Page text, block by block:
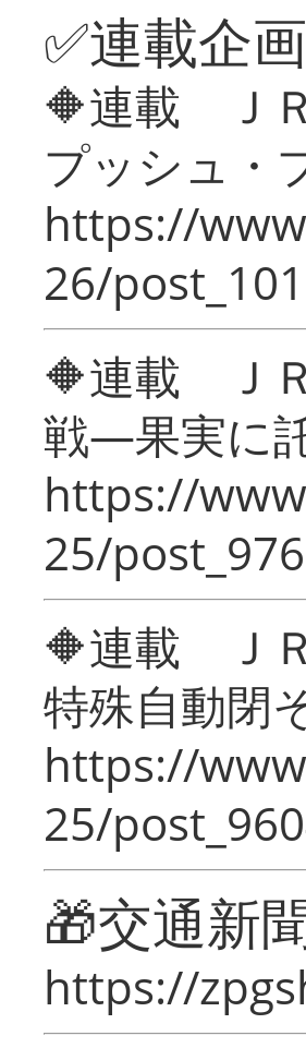
✅連載企画
🔶連載 Ｊ
プッシュ・
https://
26/
🔶連載 Ｊ
戦―果実に
https://
25/
🔶連載 Ｊ
特殊自動閉
https://
25/
🎁交通新
https://